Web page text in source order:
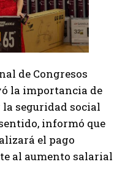
de Congresos
la importancia de
seguridad social
informó que
el pago
al aumento salarial